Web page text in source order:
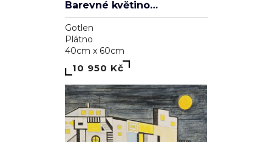
Barevné květinové zátiší s violoncellem
Gotlen
Plátno
40cm x 60cm
10 950 Kč